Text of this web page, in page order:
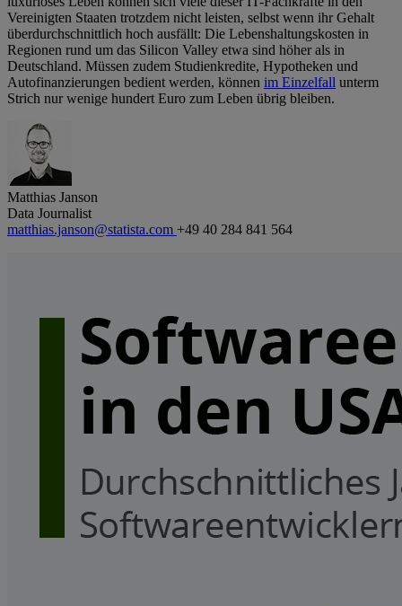
Vereinigten Staaten trotzdem nicht leisten, selbst wenn ihr Gehalt
überdurchschnittlich hoch ausfällt: Die Lebenshaltungskosten in
Regionen rund um das Silicon Valley etwa sind höher als in
Deutschland. Müssen zudem Studienkredite, Hypotheken und
Autofinanzierungen bedient werden, können im Einzelfall unterm
Strich nur wenige hundert Euro zum Leben übrig bleiben.
Matthias Janson
Data Journalist
matthias.janson@statista.com +49 40 284 841 564